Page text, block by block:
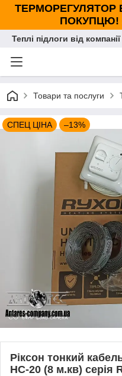
ПОКУПЦЮ!
Теплі підлоги від
Товари та послуги
СПЕЦ ЦІНА –13%
Ріксон тонкий
HC-20 (8 м.кв) серія